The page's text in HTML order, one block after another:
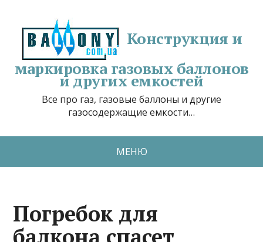
Конструкция и
маркировка газовых баллонов
и других емкостей
Все про газ, газовые баллоны и другие
газосодержащие емкости…
МЕНЮ
Погребок для
балкона спасет